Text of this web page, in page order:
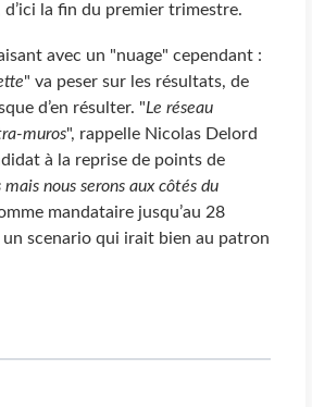
la fin du premier trimestre.
avec un "nuage" cependant :
" va peser sur les résultats, de
d’en résulter. "Le réseau
muros", rappelle Nicolas Delord
à la reprise de points de
nous serons aux côtés du
mandataire jusqu’au 28
scenario qui irait bien au patron